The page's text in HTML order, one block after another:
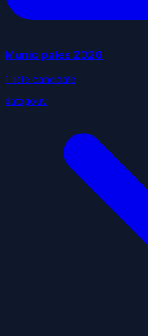
Municipales 2026
1 liste candidate
datagouv